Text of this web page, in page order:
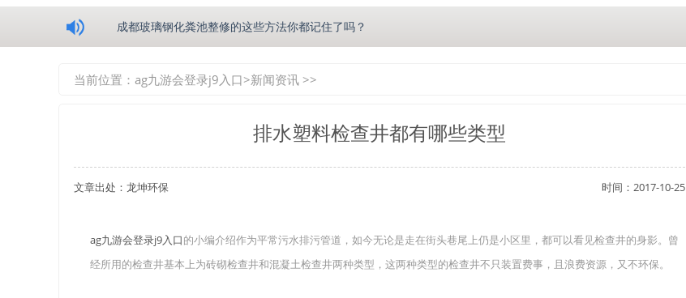
成都玻璃钢化粪池整修的这些方法你都记住了吗？
四川玻璃钢化粪池逐渐取代传统玻璃钢化粪池的这几点原因你都记住了吗？
关于重庆玻璃钢化粪池的这些基础知识你都记住了吗？
在安装绵阳玻璃钢化粪池时可能遇到这些难题
当前位置： ag九游会登录j9入口>新闻资讯 >>
排水塑料检查井都有哪些类型
文章出处：龙坤环保 时间：2017-10-25
ag九游会登录j9入口的小编介绍作为平常污水排污管道，如今无论是走在街头巷尾上仍是小区里，都可以看见检查井的身影。曾
经所用的检查井基本上为砖砌检查井和混凝土检查井两种类型，这两种类型的检查井不只装置费事，且浪费资源，又不环保。